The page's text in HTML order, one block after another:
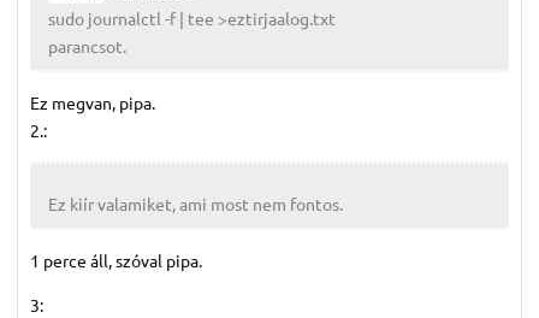
sudo journalctl -f | tee >eztirjaalog.txt
parancsot.
Ez megvan, pipa.
2.:
Ez kiír valamiket, ami most nem fontos.
1 perce áll, szóval pipa.
3: